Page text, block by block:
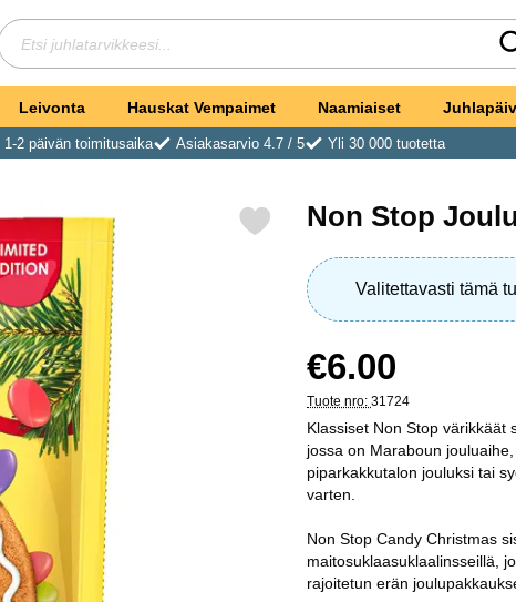
Hae
Leivonta Hauskat Vempaimet Naamiaiset
1-2 päivän toimitusaika Asiakasarvio 4.7 / 5
Yli 30 000 tuotetta
Merkitse non Stop Joulumakeiset suosikiksi
Non Stop
Valitettavasti tämä
hinta
€6.00
Tuote nro: 31724
Klassiset Non Stop värikkäät
jossa on Maraboun
piparkakkutalon jouluksi tai
varten.
Non Stop Candy Christmas
maitosuklaasuklaalinsseillä,
rajoitetun erän